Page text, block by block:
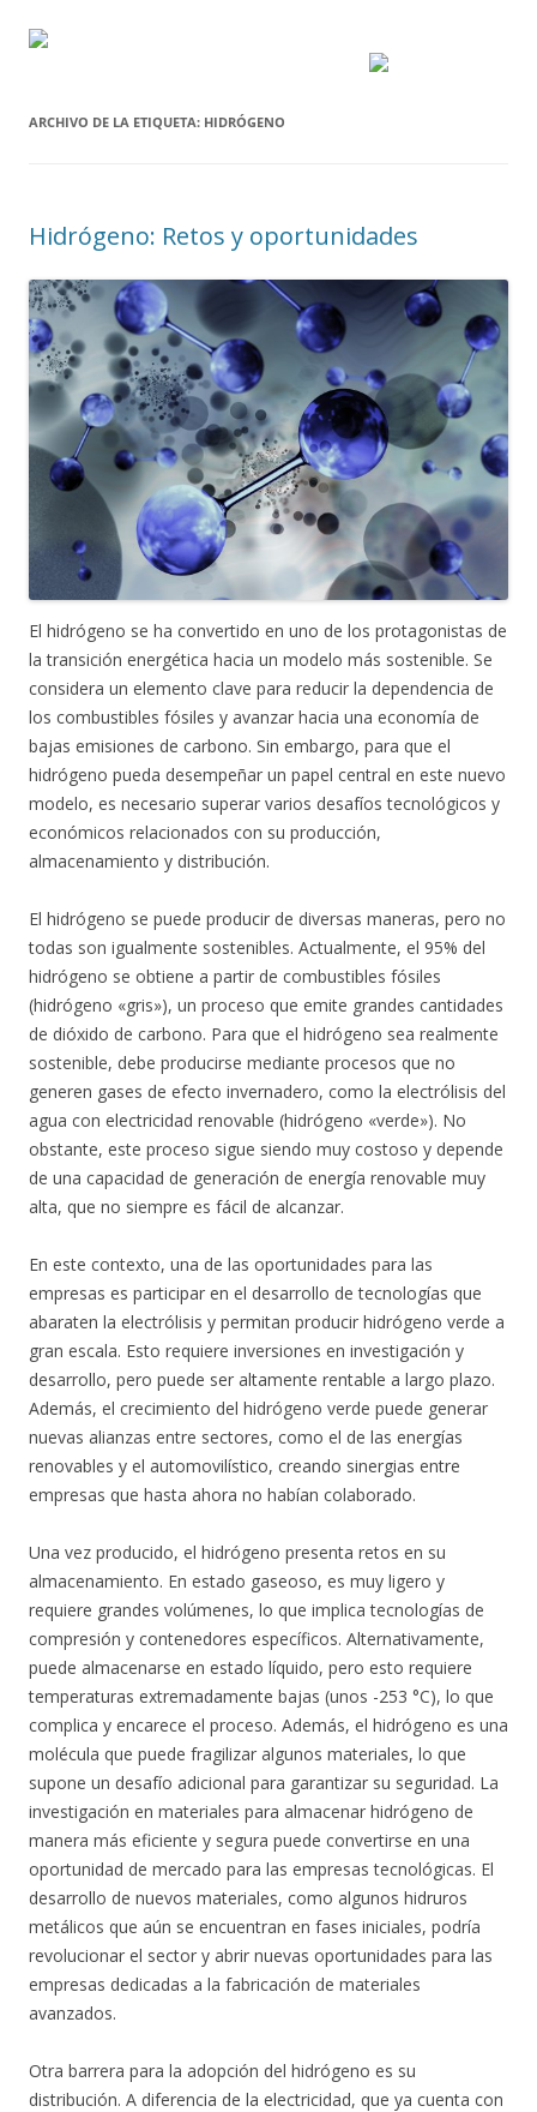
ARCHIVO DE LA ETIQUETA: HIDRÓGENO
Hidrógeno: Retos y oportunidades
El hidrógeno se ha convertido en uno de los protagonistas de
la transición energética hacia un modelo más sostenible. Se
considera un elemento clave para reducir la dependencia de
los combustibles fósiles y avanzar hacia una economía de
bajas emisiones de carbono. Sin embargo, para que el
hidrógeno pueda desempeñar un papel central en este nuevo
modelo, es necesario superar varios desafíos tecnológicos y
económicos relacionados con su producción,
almacenamiento y distribución.
El hidrógeno se puede producir de diversas maneras, pero no
todas son igualmente sostenibles. Actualmente, el 95% del
hidrógeno se obtiene a partir de combustibles fósiles
(hidrógeno «gris»), un proceso que emite grandes cantidades
de dióxido de carbono. Para que el hidrógeno sea realmente
sostenible, debe producirse mediante procesos que no
generen gases de efecto invernadero, como la electrólisis del
agua con electricidad renovable (hidrógeno «verde»). No
obstante, este proceso sigue siendo muy costoso y depende
de una capacidad de generación de energía renovable muy
alta, que no siempre es fácil de alcanzar.
En este contexto, una de las oportunidades para las
empresas es participar en el desarrollo de tecnologías que
abaraten la electrólisis y permitan producir hidrógeno verde a
gran escala. Esto requiere inversiones en investigación y
desarrollo, pero puede ser altamente rentable a largo plazo.
Además, el crecimiento del hidrógeno verde puede generar
nuevas alianzas entre sectores, como el de las energías
renovables y el automovilístico, creando sinergias entre
empresas que hasta ahora no habían colaborado.
Una vez producido, el hidrógeno presenta retos en su
almacenamiento. En estado gaseoso, es muy ligero y
requiere grandes volúmenes, lo que implica tecnologías de
compresión y contenedores específicos. Alternativamente,
puede almacenarse en estado líquido, pero esto requiere
temperaturas extremadamente bajas (unos -253 °C), lo que
complica y encarece el proceso. Además, el hidrógeno es una
molécula que puede fragilizar algunos materiales, lo que
supone un desafío adicional para garantizar su seguridad. La
investigación en materiales para almacenar hidrógeno de
manera más eficiente y segura puede convertirse en una
oportunidad de mercado para las empresas tecnológicas. El
desarrollo de nuevos materiales, como algunos hidruros
metálicos que aún se encuentran en fases iniciales, podría
revolucionar el sector y abrir nuevas oportunidades para las
empresas dedicadas a la fabricación de materiales
avanzados.
Otra barrera para la adopción del hidrógeno es su
distribución. A diferencia de la electricidad, que ya cuenta con